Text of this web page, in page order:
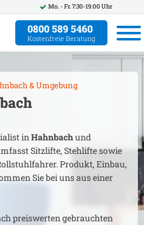
Mo. - Fr. 7:30-19:00 Uhr
0800 589 5460
Kostenfreie Beratung
& Umgebung
inHahnbachund
Sitzlifte, Stehlifte sowie
Produkt, Einbau,
Sie bei uns aus einer
preiswerten gebrauchten